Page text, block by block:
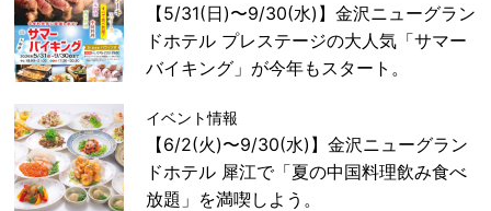
【5/31(日)〜9/30(水)】金沢ニューグラン
ドホテル プレステージの大人気「サマー
バイキング」が今年もスタート。
イベント情報
【6/2(火)〜9/30(水)】金沢ニューグラン
ドホテル 犀江で「夏の中国料理飲み食べ
放題」を満喫しよう。